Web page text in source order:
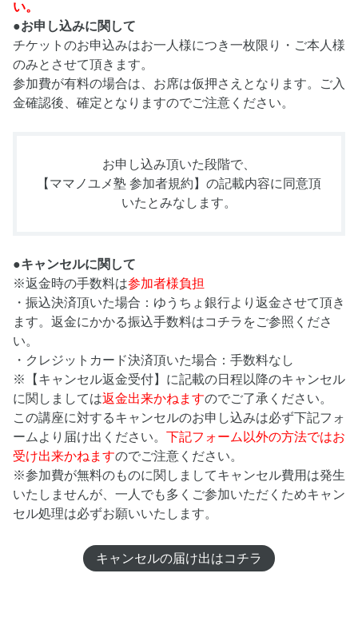
い。
●お申し込みに関して
チケットのお申込みはお一人様につき一枚限り・ご本人様
のみとさせて頂きます。
参加費が有料の場合は、お席は仮押さえとなります。ご入
金確認後、確定となりますのでご注意ください。
お申し込み頂いた段階で、
【ママノユメ塾 参加者規約】 の記載内容に同意頂
いたとみなします。
●キャンセルに関して
※返金時の手数料は参加者様負担
・振込決済頂いた場合：ゆうちょ銀行より返金させて頂き
ます。返金にかかる振込手数料はコチラをご参照くださ
い。
・クレジットカード決済頂いた場合：手数料なし
※【キャンセル返金受付】に記載の日程以降のキャンセル
に関しましては返金出来かねますのでご了承ください。
この講座に対するキャンセルのお申し込みは必ず下記フォ
ームより届け出ください。 下記フォーム以外の方法ではお
受け出来かねますのでご注意ください。
※参加費が無料のものに関しましてキャンセル費用は発生
いたしませんが、一人でも多くご参加いただくためキャン
セル処理は必ずお願いいたします。
キャンセルの届け出はコチラ